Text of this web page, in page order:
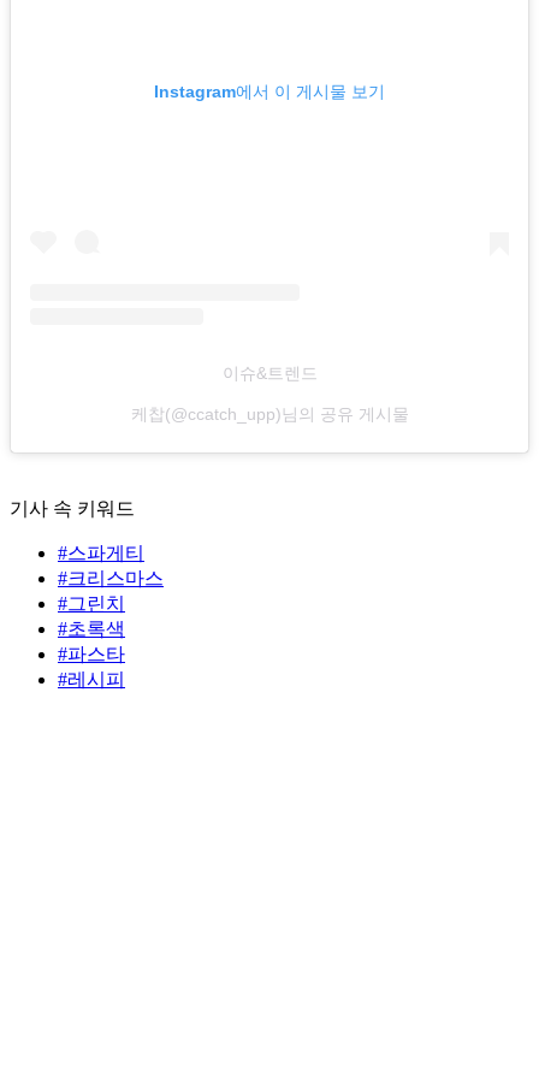
Instagram에서 이 게시물 보기
이슈&트렌드
케찹(@ccatch_upp)님의 공유 게시물
기사 속 키워드
#스파게티
#크리스마스
#그린치
#초록색
#파스타
#레시피